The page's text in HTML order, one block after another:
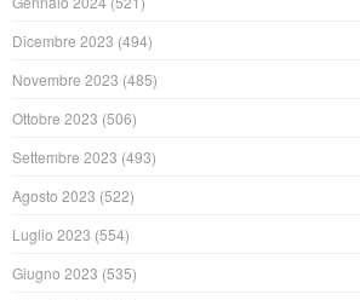
Dicembre 2023 (494)
Novembre 2023 (485)
Ottobre 2023 (506)
Settembre 2023 (493)
Agosto 2023 (522)
Luglio 2023 (554)
Giugno 2023 (535)